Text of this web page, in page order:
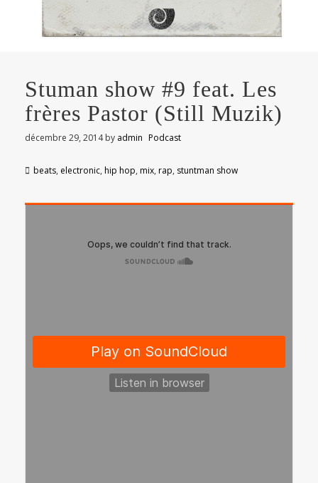
Stuman show #9 feat. Les
frères Pastor (Still Muzik)
décembre 29, 2014by admin Podcast
beats, electronic, hip hop, mix, rap, stuntman show